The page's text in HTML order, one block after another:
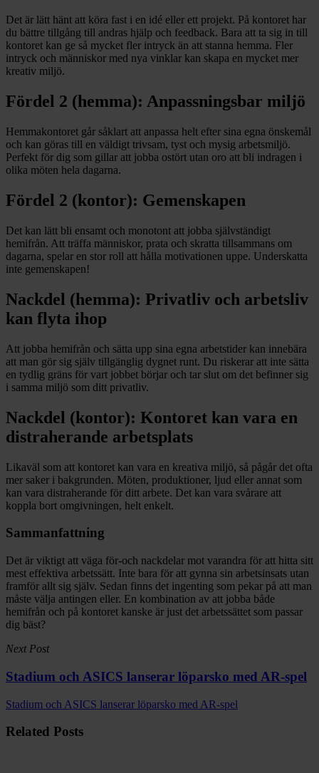
Det är lätt hänt att köra fast i en idé eller ett projekt. På kontoret har
du bättre tillgång till andras hjälp och feedback. Bara att ta sig in till
kontoret kan ge så mycket fler intryck än att stanna hemma. Fler
intryck och människor med nya vinklar kan skapa en mycket mer
kreativ miljö.
Fördel 2 (hemma): Anpassningsbar miljö
Hemmakontoret går såklart att anpassa helt efter sina egna önskemål
och kan göras till en väldigt trivsam, tyst och mysig arbetsmiljö.
Perfekt för dig som gillar att jobba ostört utan oro att bli indragen i
olika möten hela dagarna.
Fördel 2 (kontor): Gemenskapen
Det kan lätt bli ensamt och monotont att jobba självständigt
hemifrån. Att träffa människor, prata och skratta tillsammans om
dagarna, spelar en stor roll att hålla motivationen uppe. Underskatta
inte gemenskapen!
Nackdel (hemma): Privatliv och arbetsliv
kan flyta ihop
Att jobba hemifrån och sätta upp sina egna arbetstider kan innebära
att man gör sig själv tillgänglig dygnet runt. Du riskerar att inte sätta
en tydlig gräns för vart jobbet börjar och tar slut om det befinner sig
i samma miljö som ditt privatliv.
Nackdel (kontor): Kontoret kan vara en
distraherande arbetsplats
Likaväl som att kontoret kan vara en kreativa miljö, så pågår det ofta
mer saker i bakgrunden. Möten, produktioner, ljud eller annat som
kan vara distraherande för ditt arbete. Det kan vara svårare att
koppla bort omgivningen, helt enkelt.
Sammanfattning
Det är viktigt att väga för-och nackdelar mot varandra för att hitta sitt
mest effektiva arbetssätt. Inte bara för att gynna sin arbetsinsats utan
framför allt sig själv. Sedan finns det ingenting som pekar på att man
måste välja antingen eller. En kombination av att jobba både
hemifrån och på kontoret kanske är just det arbetssättet som passar
dig bäst?
Next Post
Stadium och ASICS lanserar löparsko med AR-spel
Stadium och ASICS lanserar löparsko med AR-spel
Related Posts